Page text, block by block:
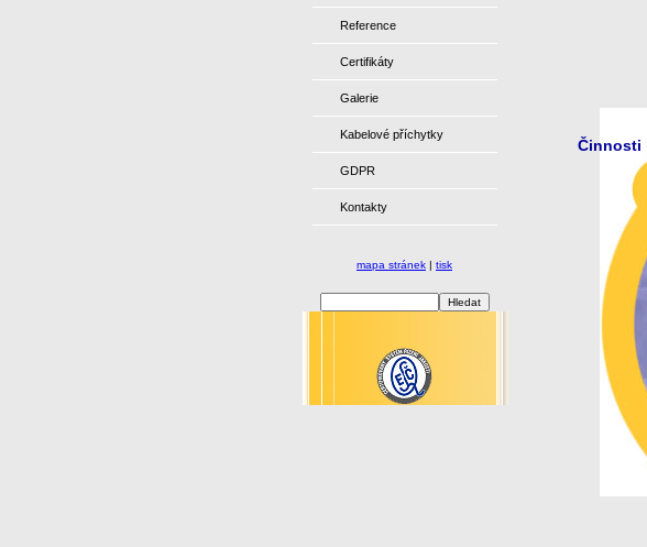
Reference
Certifikáty
Galerie
Kabelové příchytky
GDPR
Kontakty
mapa stránek | tisk
Činnosti